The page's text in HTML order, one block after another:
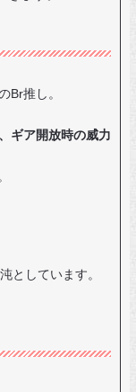
Br推し。
ギア開放時の威力
としています。